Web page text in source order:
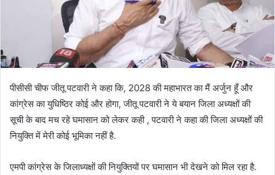
पीसीसी चीफ जीतू पटवारी ने कहा कि, 2028 की महाभारत का मैं अर्जुन हूँ और
कांग्रेस का युधिष्ठिर कोई और होगा, जीतू पटवारी ने ये बयान जिला अध्यक्षों की
सूची के बाद मच रहे घमासान को लेकर कही , पटवारी ने कहा की जिला अध्यक्षों की
नियुक्ति में मेरी कोई भूमिका नहीं है.
एमपी कांग्रेस के जिलाध्यक्षों की नियुक्तियों पर घमासान भी देखने को मिल रहा है.